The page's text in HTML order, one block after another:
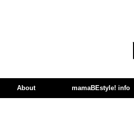
About mamaBEstyle! info